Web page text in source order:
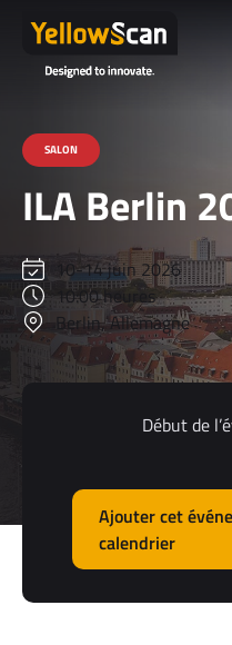
SALON
ILA Berlin
10-14 juin 2026
10:00 heures
Berlin, Allemagne
Début de
Ajouter cet
calendrier